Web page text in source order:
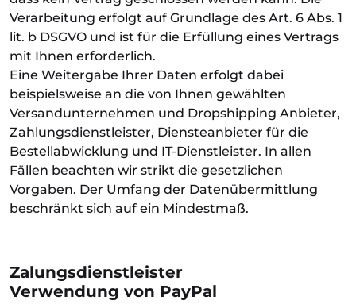
Verarbeitung erfolgt auf Grundlage des Art. 6 Abs. 1
lit. b DSGVO und ist für die Erfüllung eines Vertrags
mit Ihnen erforderlich.
Eine Weitergabe Ihrer Daten erfolgt dabei
beispielsweise an die von Ihnen gewählten
Versandunternehmen und Dropshipping Anbieter,
Zahlungsdienstleister, Diensteanbieter für die
Bestellabwicklung und IT-Dienstleister. In allen
Fällen beachten wir strikt die gesetzlichen
Vorgaben. Der Umfang der Datenübermittlung
beschränkt sich auf ein Mindestmaß.
Zalungsdienstleister
Verwendung von PayPal